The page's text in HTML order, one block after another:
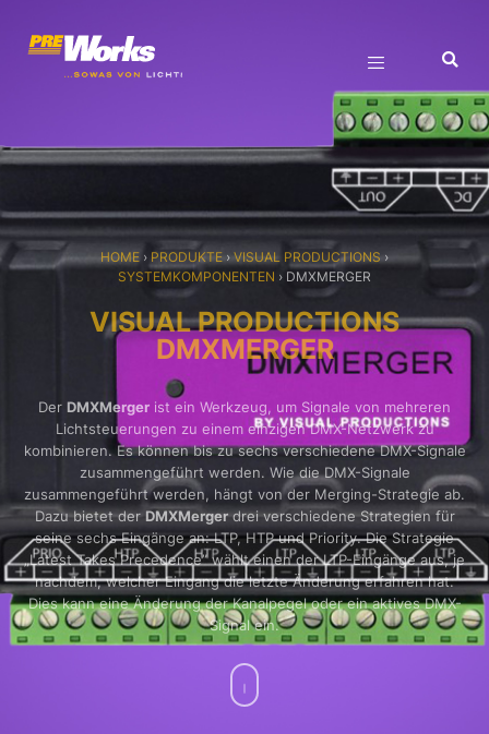
HOME › PRODUKTE › VISUAL PRODUCTIONS ›
SYSTEMKOMPONENTEN › DMXMERGER
VISUAL PRODUCTIONS
DMXMERGER
Der DMXMerger ist ein Werkzeug, um Signale von mehreren
Lichtsteuerungen zu einem einzigen DMX-Netzwerk zu
kombinieren. Es können bis zu sechs verschiedene DMX-Signale
zusammengeführt werden. Wie die DMX-Signale
zusammengeführt werden, hängt von der Merging-Strategie ab.
Dazu bietet der DMXMergerdrei verschiedene Strategien für
seine sechs Eingänge an: LTP, HTP und Priority. Die Strategie
„Latest Takes Precedence” wählt einen der LTP-Eingänge aus, je
nachdem, welcher Eingang die letzte Änderung erfahren hat.
Dies kann eine Änderung der Kanalpegel oder ein aktives DMX-
Signal ein.